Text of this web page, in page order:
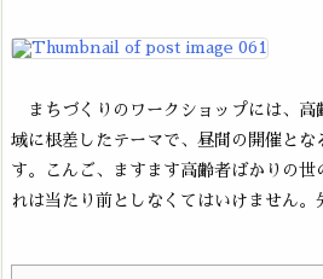
まちづくりのワークショップには、高
域に根差したテーマで、昼間の開催とな
す。こんご、ますます高齢者ばかりの世
れは当たり前としなくてはいけません。